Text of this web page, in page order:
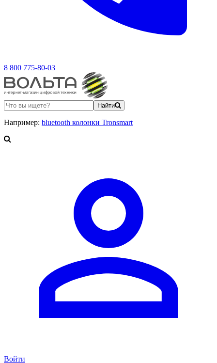
8 800 775-80-03
Найти
Например: bluetooth колонки Tronsmart
Войти